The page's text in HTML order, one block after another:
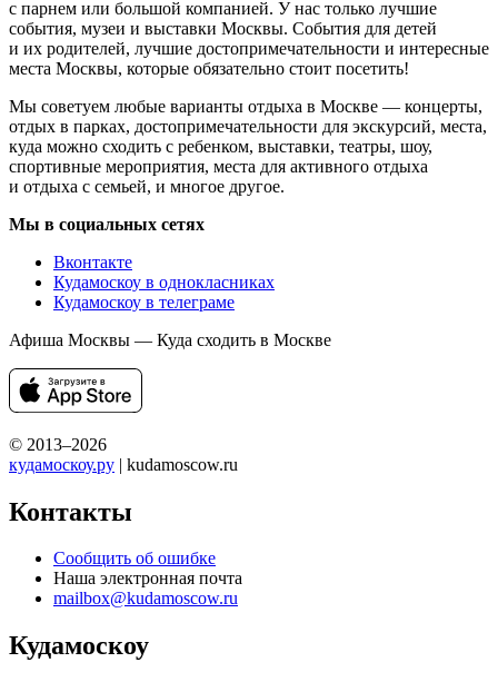
с парнем или большой компанией. У нас только лучшие
события, музеи и выставки Москвы. События для детей
и их родителей, лучшие достопримечательности и интересные
места Москвы, которые обязательно стоит посетить!
Мы советуем любые варианты отдыха в Москве — концерты,
отдых в парках, достопримечательности для экскурсий, места,
куда можно сходить с ребенком, выставки, театры, шоу,
спортивные мероприятия, места для активного отдыха
и отдыха с семьей, и многое другое.
Мы в социальных сетях
Вконтакте
Кудамоскоу в однокласниках
Кудамоскоу в телеграме
Афиша Москвы — Куда сходить в Москве
© 2013–2026
кудамоскоу.ру | kudamoscow.ru
Контакты
Сообщить об ошибке
Наша электронная почта
mailbox@kudamoscow.ru
Кудамоскоу